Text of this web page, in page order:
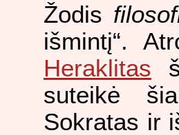
Žodis
išmintį“.
Heraklitas
suteikė
Sokratas ir